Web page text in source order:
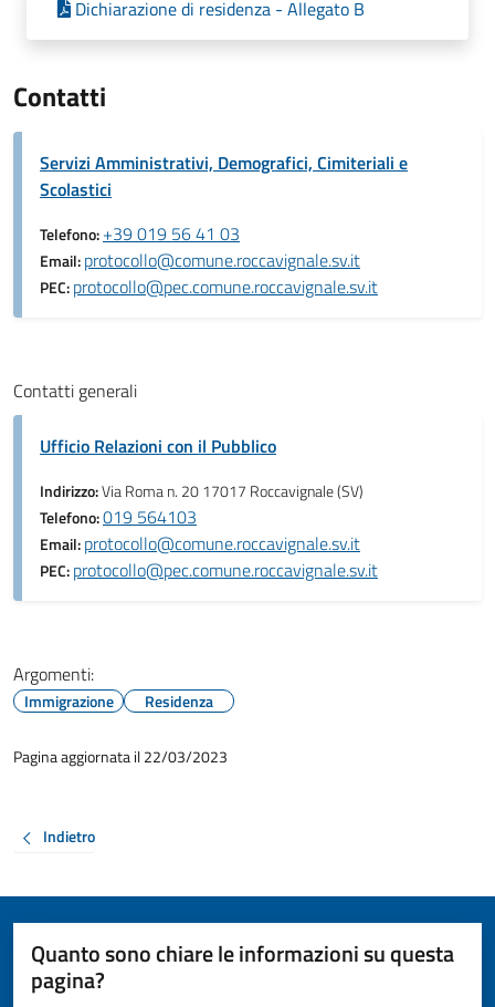
Dichiarazione di residenza - Allegato B
Contatti
Servizi Amministrativi, Demografici, Cimiteriali e
Scolastici
Telefono:+39 019 56 41 03
Email:protocollo@comune.roccavignale.sv.it
PEC:protocollo@pec.comune.roccavignale.sv.it
Contatti generali
Ufficio Relazioni con il Pubblico
Indirizzo:Via Roma n. 20 17017 Roccavignale (SV)
Telefono:019 564103
Email:protocollo@comune.roccavignale.sv.it
PEC:protocollo@pec.comune.roccavignale.sv.it
Argomenti:
Immigrazione Residenza
Pagina aggiornata il 22/03/2023
Indietro
Quanto sono chiare le informazioni su questa
pagina?